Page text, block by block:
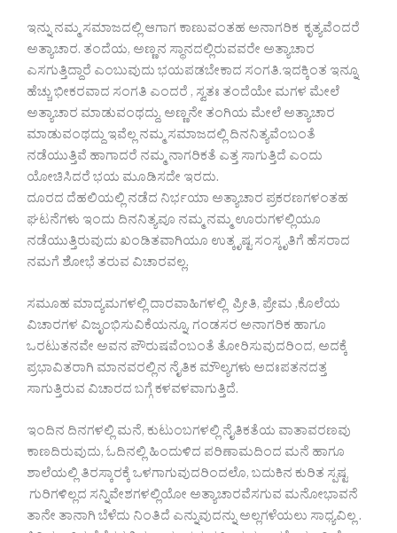
ಇನ್ನು ನಮ್ಮ ಸಮಾಜದಲ್ಲಿ ಆಗಾಗ ಕಾಣುವಂತಹ ಅನಾಗರಿಕ ಕೃತ್ಯವೆಂದರೆ
ಅತ್ಯಾಚಾರ. ತಂದೆಯ, ಅಣ್ಣನ ಸ್ಥಾನದಲ್ಲಿರುವವರೇ ಅತ್ಯಾಚಾರ
ಎಸಗುತ್ತಿದ್ದಾರೆ ಎಂಬುವುದು ಭಯಪಡಬೇಕಾದ ಸಂಗತಿ.ಇದಕ್ಕಿಂತ ಇನ್ನೂ
ಹೆಚ್ಚು ಭೀಕರವಾದ ಸಂಗತಿ ಎಂದರೆ , ಸ್ವತಃ ತಂದೆಯೇ ಮಗಳ ಮೇಲೆ
ಅತ್ಯಾಚಾರ ಮಾಡುವಂಥದ್ದು, ಅಣ್ಣನೇ ತಂಗಿಯ ಮೇಲೆ ಅತ್ಯಾಚಾರ
ಮಾಡುವಂಥದ್ದು ಇವೆಲ್ಲ ನಮ್ಮ ಸಮಾಜದಲ್ಲಿ ದಿನನಿತ್ಯವೆಂಬಂತೆ
ನಡೆಯುತ್ತಿವೆ ಹಾಗಾದರೆ ನಮ್ಮ ನಾಗರಿಕತೆ ಎತ್ತ ಸಾಗುತ್ತಿದೆ ಎಂದು
ಯೋಚಿಸಿದರೆ ಭಯ ಮೂಡಿಸದೇ ಇರದು.
ದೂರದ ದೆಹಲಿಯಲ್ಲಿ ನಡೆದ ನಿರ್ಭಯಾ ಅತ್ಯಾಚಾರ ಪ್ರಕರಣಗಳಂತಹ
ಘಟನೆಗಳು ಇಂದು ದಿನನಿತ್ಯವೂ ನಮ್ಮ ನಮ್ಮ ಊರುಗಳಲ್ಲಿಯೂ
ನಡೆಯುತ್ತಿರುವುದು ಖಂಡಿತವಾಗಿಯೂ ಉತ್ಕೃಷ್ಟ ಸಂಸ್ಕೃತಿಗೆ ಹೆಸರಾದ
ನಮಗೆ ಶೋಭೆ ತರುವ ವಿಚಾರವಲ್ಲ.
ಸಮೂಹ ಮಾದ್ಯಮಗಳಲ್ಲಿ ದಾರವಾಹಿಗಳಲ್ಲಿ ಪ್ರೀತಿ, ಪ್ರೇಮ ,ಕೊಲೆಯ
ವಿಚಾರಗಳ ವಿಜೃಂಭಿಸುವಿಕೆಯನ್ನೂ, ಗಂಡಸರ ಅನಾಗರಿಕ ಹಾಗೂ
ಒರಟುತನವೇ ಅವನ ಪೌರುಷವೆಂಬಂತೆ ತೋರಿಸುವುದರಿಂದ, ಅದಕ್ಕೆ
ಪ್ರಭಾವಿತರಾಗಿ ಮಾನವರಲ್ಲಿನ ನೈತಿಕ ಮೌಲ್ಯಗಳು ಅದಃಪತನದತ್ತ
ಸಾಗುತ್ತಿರುವ ವಿಚಾರದ ಬಗ್ಗೆ ಕಳವಳವಾಗುತ್ತಿದೆ.
ಇಂದಿನ ದಿನಗಳಲ್ಲಿ ಮನೆ, ಕುಟುಂಬಗಳಲ್ಲಿ ನೈತಿಕತೆಯ ವಾತಾವರಣವು
ಕಾಣದಿರುವುದು, ಓದಿನಲ್ಲಿ ಹಿಂದುಳಿದ ಪರಿಣಾಮದಿಂದ ಮನೆ ಹಾಗೂ
ಶಾಲೆಯಲ್ಲಿ ತಿರಸ್ಕಾರಕ್ಕೆ ಒಳಗಾಗುವುದರಿಂದಲೊ, ಬದುಕಿನ ಕುರಿತ ಸ್ಪಷ್ಟ
ಗುರಿಗಳಿಲ್ಲದ ಸನ್ನಿವೇಶಗಳಲ್ಲಿಯೋ ಅತ್ಯಾಚಾರವೆಸಗುವ ಮನೋಭಾವನೆ
ತಾನೇ ತಾನಾಗಿ ಬೆಳೆದು ನಿಂತಿದೆ ಎನ್ನುವುದನ್ನು ಅಲ್ಲಗಳೆಯಲು ಸಾಧ್ಯವಿಲ್ಲ .